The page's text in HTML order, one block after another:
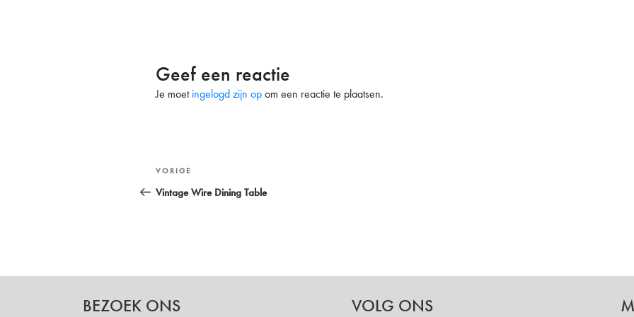
Geef een reactie
Je moetingelogd zijn opom een reactie te plaatsen.
Bericht
navigatie
Vorig
bericht
VORIGE
Vintage Wire Dining Table
BEZOEK ONS VOLG ONS